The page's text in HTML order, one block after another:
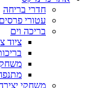
חדרי בריחה
עטורי פרסים
בריכה וים
ציוד
משחקי